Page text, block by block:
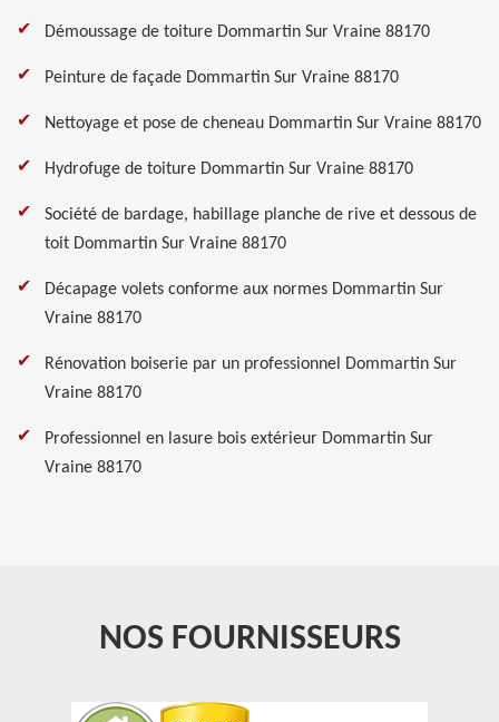
Démoussage de toiture Dommartin Sur Vraine 88170
Peinture de façade Dommartin Sur Vraine 88170
Nettoyage et pose de cheneau Dommartin Sur Vraine 88170
Hydrofuge de toiture Dommartin Sur Vraine 88170
Société de bardage, habillage planche de rive et dessous de
toit Dommartin Sur Vraine 88170
Décapage volets conforme aux normes Dommartin Sur
Vraine 88170
Rénovation boiserie par un professionnel Dommartin Sur
Vraine 88170
Professionnel en lasure bois extérieur Dommartin Sur
Vraine 88170
NOS FOURNISSEURS